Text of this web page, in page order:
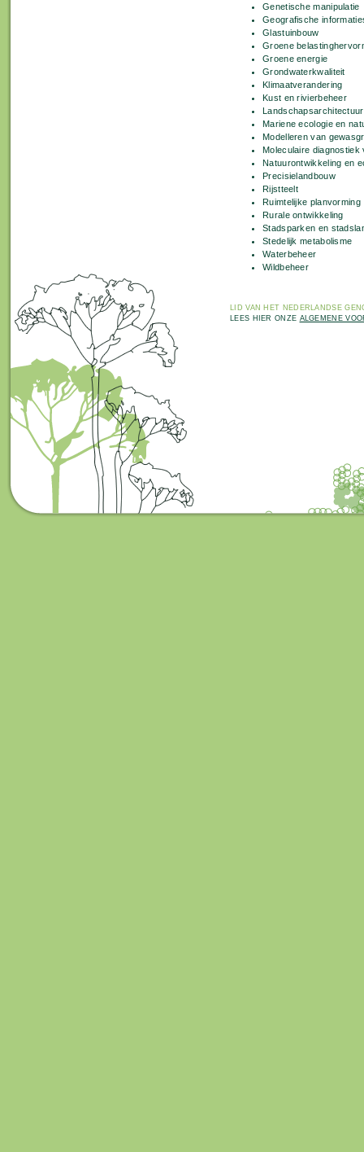
Genetische manipulatie
Geografische
Glastuinbouw
Groene
Groene energie
Grondwaterkwaliteit
Klimaatverandering
Kust en rivierbeheer
Landschapsarchitectuur
Mariene ecologie en
Modelleren van
Moleculaire
Natuurontwikkeling en
Precisielandbouw
Rijstteelt
Ruimtelijke planvorming
Rurale ontwikkeling
Stadsparken en
Stedelijk metabolisme
Waterbeheer
Wildbeheer
LID VAN HET NEDERLANDSE
LEES HIER ONZE ALGEMENE